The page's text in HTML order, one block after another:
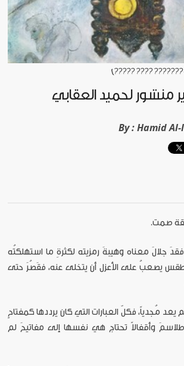
[???? ??????
منشور لحميد العقابي
By :
فقدَ جلالَ معناه وهيبةَ رمزيته لكثرةِ ما استهلكتُه
طقس يصعبُ على الأعزل أن يتخلى عنه، فقَصُرَ حتى
يعد مُجدياً، فكلّ العبارات التي كان يرددها كمفتاحٍ
وأقفالاً تحتاج هي نفسها إلى مفاتيحَ لم